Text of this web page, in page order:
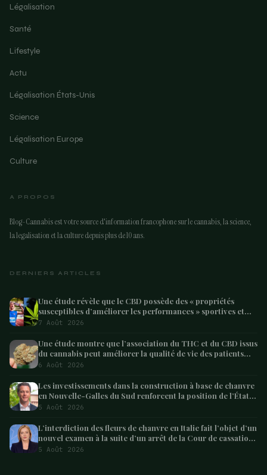
Légalisation
Santé
Lifestyle
Actu
Légalisation États-Unis
Science
Légalisation Europe
Culture
A PROPOS
Blog-Cannabis est votre source d'information francophone sur le cannabis, la science,
la legalisation et la culture depuis plus de 10 ans.
DERNIERS ARTICLES
Une étude révèle que le CBD possède des « propriétés
susceptibles d’améliorer les performances » sportives et
pourrait aider les athlètes à récupérer après l’effort
7 Août 2026
Une étude montre que l’association du THC et du CBD issus
du cannabis peut améliorer la qualité de vie des patients
atteints de démence – Marijuana Moment
6 Août 2026
Les investissements dans la construction à base de chanvre
en Nouvelle-Galles du Sud renforcent la position de l’État
en tant que leader australien
5 Août 2026
L’interdiction des fleurs de chanvre en Italie fait l’objet d’un
nouvel examen à la suite d’un arrêt de la Cour de cassation
concernant les saisies
5 Août 2026